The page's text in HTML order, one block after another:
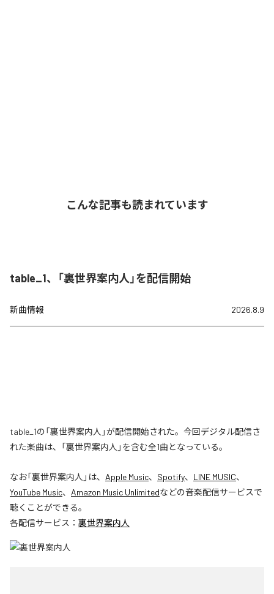
こんな記事も読まれています
table_1、「裏世界案内人」を配信開始
新曲情報 2026.8.9
table_1の「裏世界案内人」が配信開始された。今回デジタル配信さ
れた楽曲は、「裏世界案内人」を含む全1曲となっている。
なお「裏世界案内人 」は、 Apple Music、 Spotify、 LINE MUSIC、
YouTube Music、 Amazon Music Unlimitedなどの音楽配信サービスで
聴くことができる。
各配信サービス： 裏世界案内人